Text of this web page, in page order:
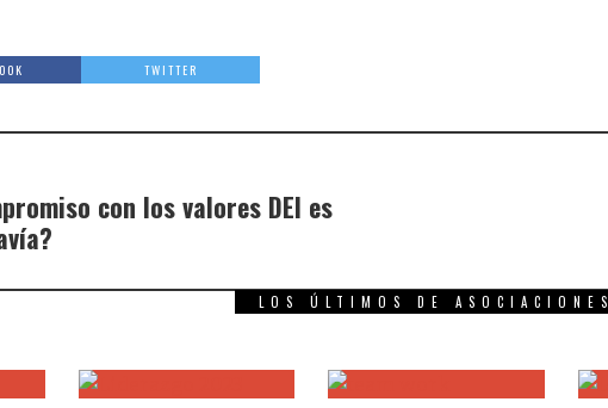
TWITTER
con los valores DEI es
LOS ÚLTIMOS DE ASOCIACIONES